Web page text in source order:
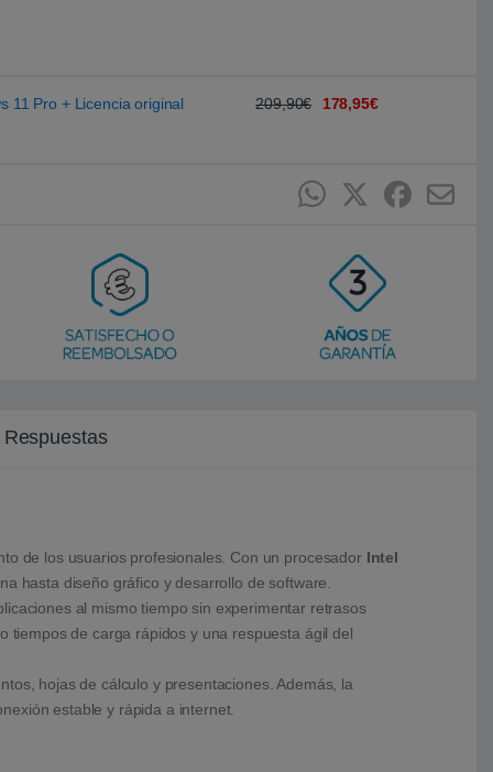
11 Pro + Licencia original 209,90€ 178,95€
de los usuarios profesionales. Con un procesador Intel
hasta diseño gráfico y desarrollo de software.
al mismo tiempo sin experimentar retrasos
de carga rápidos y una respuesta ágil del
hojas de cálculo y presentaciones. Además, la
estable y rápida a internet.